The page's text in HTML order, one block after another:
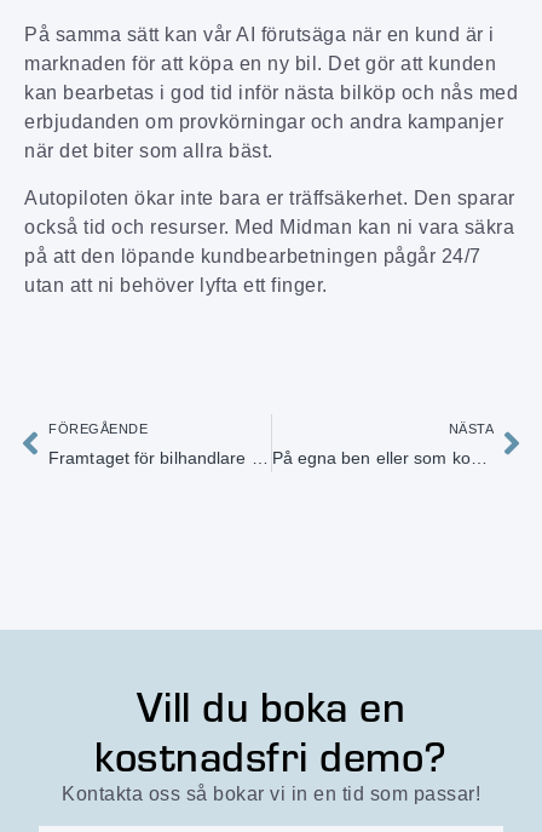
På samma sätt kan vår AI förutsäga när en kund är i
marknaden för att köpa en ny bil. Det gör att kunden
kan bearbetas i god tid inför nästa bilköp och nås med
erbjudanden om provkörningar och andra kampanjer
när det biter som allra bäst.
Autopiloten ökar inte bara er träffsäkerhet. Den sparar
också tid och resurser. Med Midman kan ni vara säkra
på att den löpande kundbearbetningen pågår 24/7
utan att ni behöver lyfta ett finger.
FÖREGÅENDE NÄSTA
På egna ben eller som komplement
Vill du boka en
kostnadsfri demo?
Kontakta oss så bokar vi in en tid som passar!